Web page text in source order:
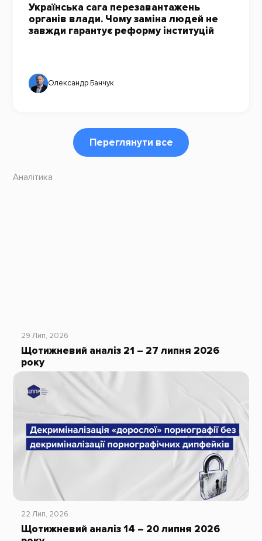
Українська сага перезавантажень
органів влади. Чому заміна людей не
завжди гарантує реформу інституцій
Олександр Банчук
Переглянути все
Аналітика
29 Лип, 2026
Щотижневий аналіз 21 – 27 липня 2026
року
22 Лип, 2026
Щотижневий аналіз 14 – 20 липня 2026